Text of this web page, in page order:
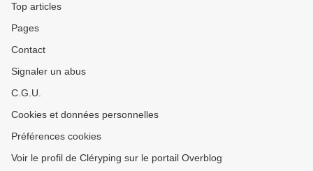
Top articles
Pages
Contact
Signaler un abus
C.G.U.
Cookies et données personnelles
Préférences cookies
Voir le profil de Cléryping sur le portail Overblog